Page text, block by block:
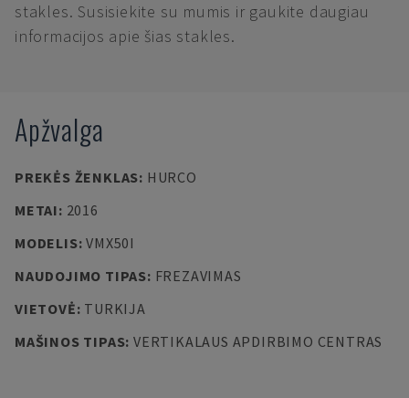
stakles. Susisiekite su mumis ir gaukite daugiau
informacijos apie šias stakles.
Apžvalga
PREKĖS ŽENKLAS: HURCO
METAI: 2016
MODELIS:VMX50I
NAUDOJIMO TIPAS: FREZAVIMAS
VIETOVĖ: TURKIJA
MAŠINOS TIPAS: VERTIKALAUS APDIRBIMO CENTRAS